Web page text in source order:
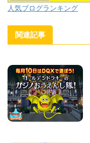
人気ブログランキング
関連記事